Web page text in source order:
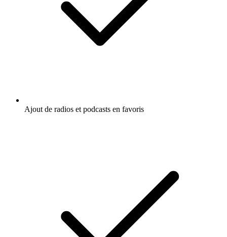
Ajout de radios et podcasts en favoris